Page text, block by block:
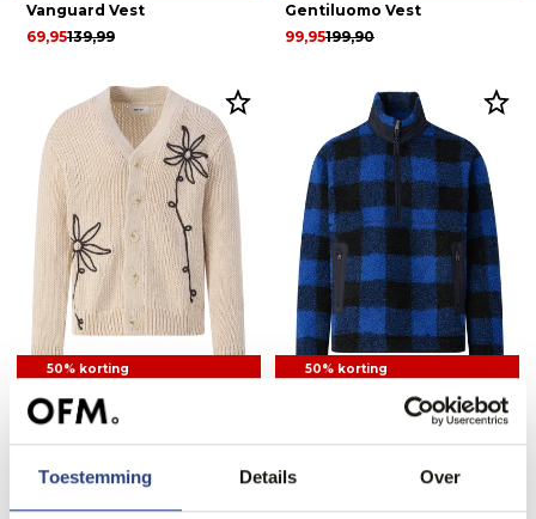
Toestemming Details Over
Vanguard Vest
139,99
69,95
Gentiluomo Vest
199,90
99,95
50% korting
NN07 Micah Flower Vest
215,00
107,95
50% korting
Tommy Hilfiger Menswear
199,90
99,95